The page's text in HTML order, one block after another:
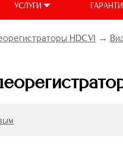
УСЛУГИ
HDCVI →